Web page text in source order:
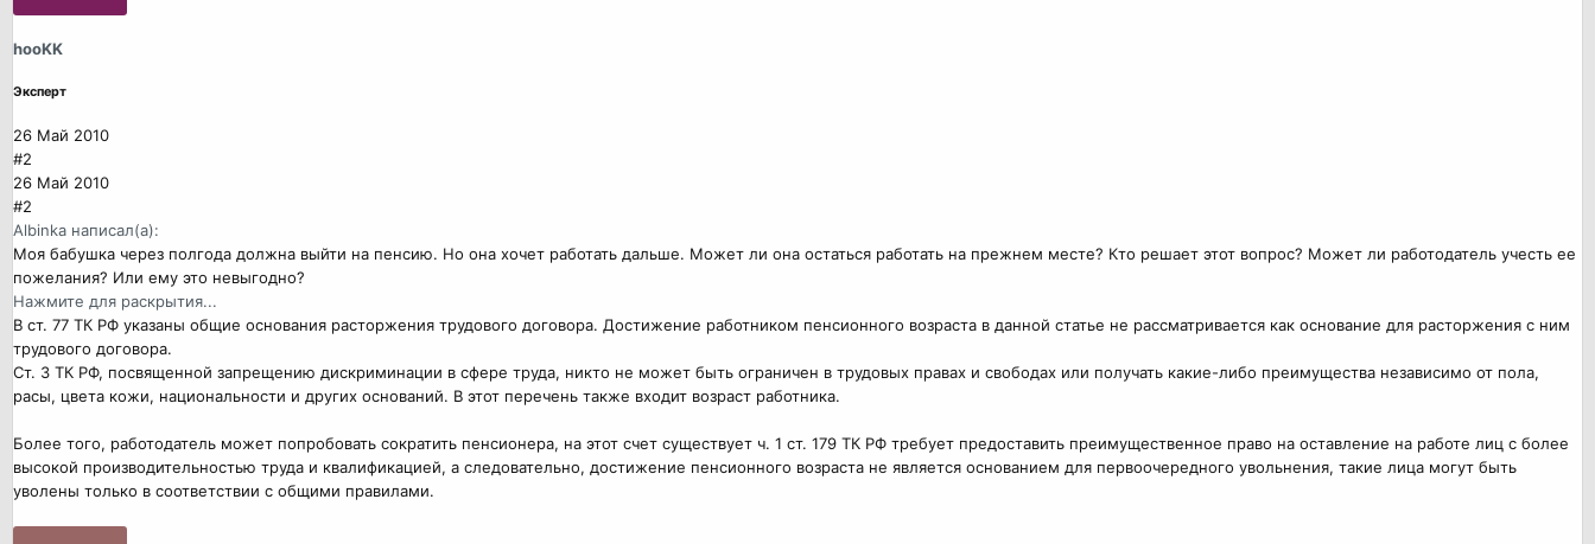
hooKK
Эксперт
26 Май 2010
#2
26 Май 2010
#2
Albinka написал(а):
Моя бабушка через полгода должна выйти на пенсию. Но она хочет работать дальше. Может ли она остаться работать на прежнем месте? Кто решает этот вопрос? Может ли работодатель учесть ее
пожелания? Или ему это невыгодно?
Нажмите для раскрытия...
В ст. 77 ТК РФ указаны общие основания расторжения трудового договора. Достижение работником пенсионного возраста в данной статье не рассматривается как основание для расторжения с ним
трудового договора.
Ст. 3 ТК РФ, посвященной запрещению дискриминации в сфере труда, никто не может быть ограничен в трудовых правах и свободах или получать какие-либо преимущества независимо от пола,
расы, цвета кожи, национальности и других оснований. В этот перечень также входит возраст работника.
Более того, работодатель может попробовать сократить пенсионера, на этот счет существует ч. 1 ст. 179 ТК РФ требует предоставить преимущественное право на оставление на работе лиц с более
высокой производительностью труда и квалификацией, а следовательно, достижение пенсионного возраста не является основанием для первоочередного увольнения, такие лица могут быть
уволены только в соответствии с общими правилами.